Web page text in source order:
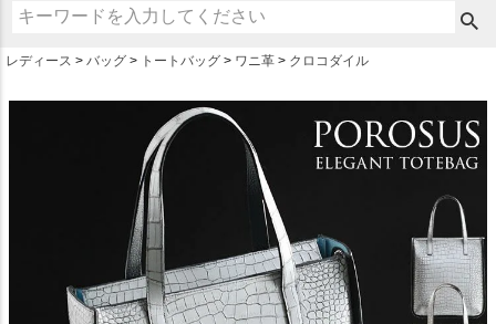
レディース バッグ トートバッグ ワニ革 クロコダイル